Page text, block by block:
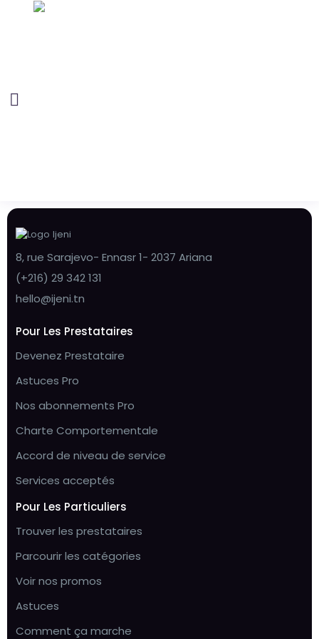
8, rue Sarajevo- Ennasr 1- 2037 Ariana
(+216) 29 342 131
hello@ijeni.tn
Pour Les Prestataires
Devenez Prestataire
Astuces Pro
Nos abonnements Pro
Charte Comportementale
Accord de niveau de service
Services acceptés
Pour Les Particuliers
Trouver les prestataires
Parcourir les catégories
Voir nos promos
Astuces
Comment ça marche